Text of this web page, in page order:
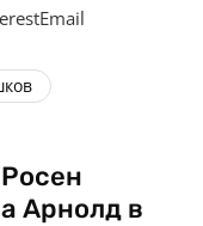
Арнолд в